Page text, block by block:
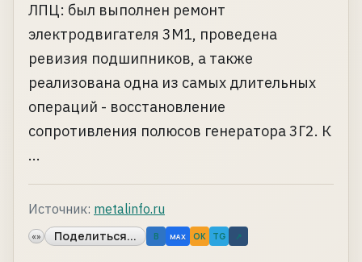
ЛПЦ: был выполнен ремонт
электродвигателя 3М1, проведена
ревизия подшипников, а также
реализована одна из самых длительных
операций - восстановление
сопротивления полюсов генератора 3Г2. К
...
Источник: metalinfo.ru
«» Поделиться... B MAX OK TG ↗